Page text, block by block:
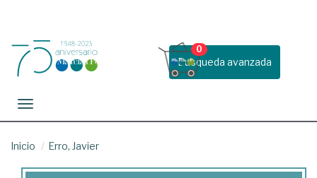
Busqueda avanzada
0
Toggle navigation
Inicio Erro, Javier